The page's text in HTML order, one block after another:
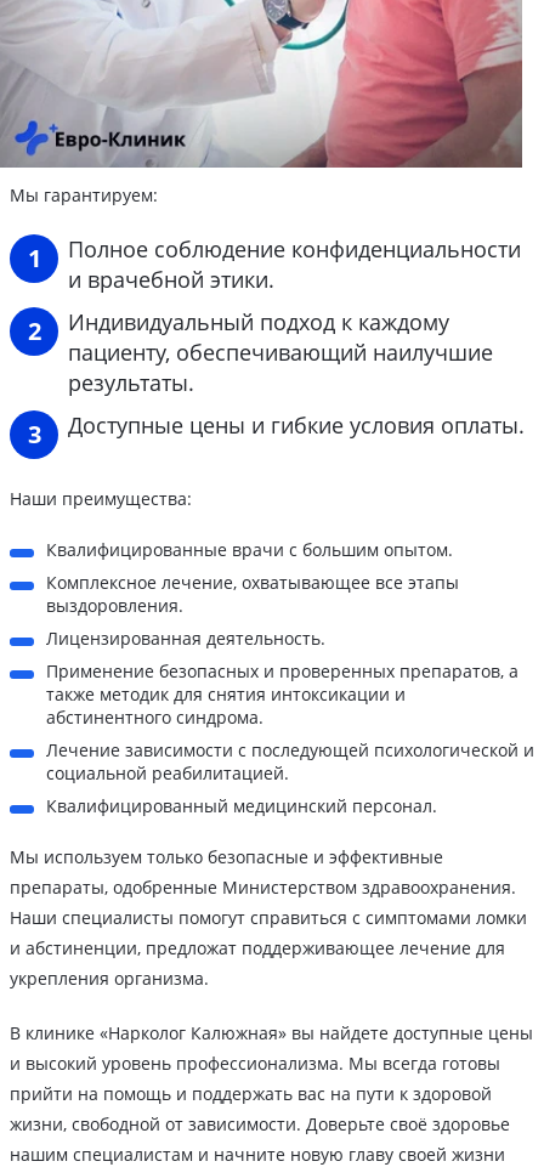
Мы гарантируем:
Полное соблюдение конфиденциальности
и врачебной этики.
Индивидуальный подход к каждому
пациенту, обеспечивающий наилучшие
результаты.
Доступные цены и гибкие условия оплаты.
Наши преимущества:
Квалифицированные врачи с большим опытом.
Комплексное лечение, охватывающее все этапы
выздоровления.
Лицензированная деятельность.
Применение безопасных и проверенных препаратов, а
также методик для снятия интоксикации и
абстинентного синдрома.
Лечение зависимости с последующей психологической и
социальной реабилитацией.
Квалифицированный медицинский персонал.
Мы используем только безопасные и эффективные
препараты, одобренные Министерством здравоохранения.
Наши специалисты помогут справиться с симптомами ломки
и абстиненции, предложат поддерживающее лечение для
укрепления организма.
В клинике «Нарколог Калюжная» вы найдете доступные цены
и высокий уровень профессионализма. Мы всегда готовы
прийти на помощь и поддержать вас на пути к здоровой
жизни, свободной от зависимости. Доверьте своё здоровье
нашим специалистам и начните новую главу своей жизни